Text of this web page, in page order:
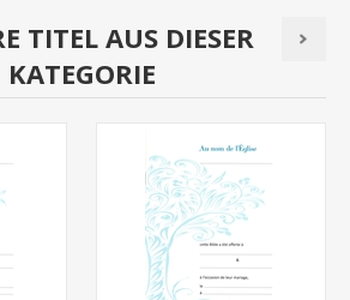
TITEL AUS DIESER
KATEGORIE